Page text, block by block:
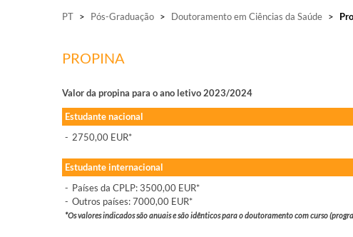
PT > Pós-Graduação > Doutoramento em Ciências da Saúde >
PROPINA
Valor da propina para o ano letivo 2023/2024
Estudante nacional
- 2750,00 EUR*
Estudante internacional
- Países da CPLP: 3500,00 EUR*
- Outros países: 7000,00 EUR*
*Os valores indicados são anuais e são idênticos para o doutoramento com curso